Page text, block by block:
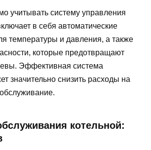
учитывать систему управления
в себя автоматические
температуры и давления, а также
которые предотвращают
Эффективная система
значительно снизить расходы на
котельной: